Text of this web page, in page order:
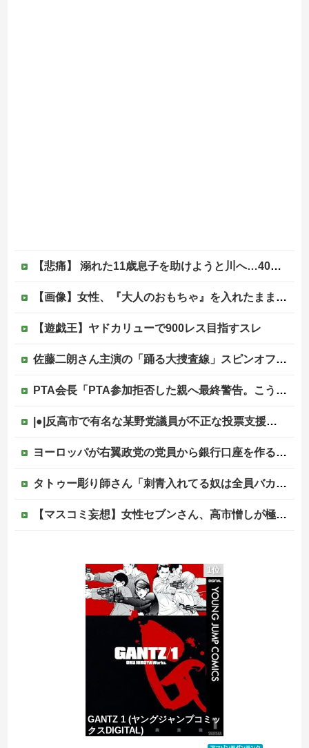
【悲痛】 溺れた11歳息子を助けようと川へ…40歳父親が死亡 息子は母親が救助 愛知
【画像】女性、『大人のおもちゃ』を入れたままMRI検査を受けた結果 →
【遊戯王】ヤドカリューで900レス目指すスレ
佐藤二朗さん主演の「踊る大捜査線」スピンオフドラマ、正式に中止との報道他
PTA会長「PTA参加拒否した親へ最終警告。こうなってもいい？」
|●|反高市で有名な某野党議員が不正な投票支援を受けていた過去が発掘、「説明責任があるのでは？」と揶揄されており……
ヨーロッパが右翼政党の党員から銀行口座を作る権利を剥奪、そのせいで皮肉すぎる展開に突入しており……
タトゥー彫り師さん「刺青入れてる奴は全員バカです」→30万再生ｗｗｗｗｗｗ
【マスコミ妄想】女性セブンさん、高市憎しが極まりすぎたのか、過去一級の低俗な「支持率下げてやる」記事を配信してしまう 想像の10倍低俗
韓国人「日本ではテーブルに肘をついてはいけない？日本の食事マナーが想像以上に厳格すぎて韓国人が衝撃！」→「これが日本の食事マナーか？‥」
【画像】田んぼに謎の魚いたｗｗｗｗｗｗｗｗｗｗｗｗｗｗｗｗｗｗｗｗｗｗ
中国の海水浴場の映像があまりにも・・・
1位
GANTZ 1 (ヤングジャンプコミッ
クスDIGITAL)